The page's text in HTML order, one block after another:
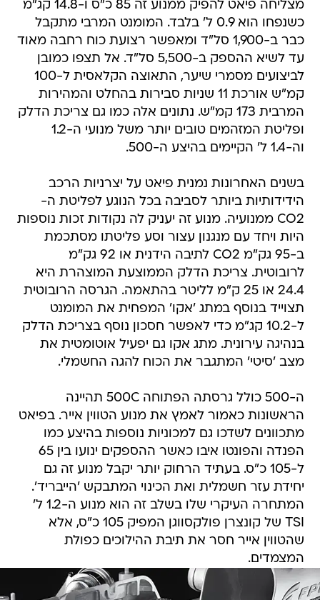
מצליחה פיאט להפיק ממנוע זה 85 כ"ס ו-14.8 קג"מ
כשנפחו הוא 0.9 ל' בלבד. המומנט המרבי מתקבל
כבר ב-1,900 סל"ד ומאפשר רצועת כוח רחבה מאוד
עד לשיא ההספק ב-5,500 סל"ד. אל תצפו כמובן
לביצועים מסמרי שיער, התאוצה הקלאסית ל-100
קמ"ש אורכת 11 שניות סבירות בהחלט והמהירות
המרבית 173 קמ"ש. נתונים אלה כמו גם צריכת הדלק
ופליטת המזהמים טובים יותר משל מנועי ה-1.2
וה-1.4 ל' הקיימים בהיצע ה-500.
בשנים האחרונות נמנית פיאט על יצרניות הרכב
הידידותיות ביותר לסביבה בכל הנוגע לפליטת ה-
CO2 ממנועיה. מנוע זה יעניק לה נקודות זכות נוספות
היות ויחד עם מנגנון עצור וסע פליטתו מסתכמת
ב-95 גק"מ CO2 לתיבה הידנית או 92 גק"מ
לרובוטית. צריכת הדלק הממוצעת המוצהרת היא
24.4 או 25 ק"מ לליטר בהתאמה. הגרסה הרובוטית
תצוייד בנוסף במתג 'אקו' המפחית את המומנט
ל-10.2 קג"מ כדי לאפשר חסכון נוסף בצריכת הדלק
בנהיגה עירונית. מתג אקו גם יפעיל אוטומטית את
מצב 'סיטי' המתגבר את הכוח להגה החשמלי.
ה-500 כולל גרסתה הפתוחה 500C תהיינה
הראשונות כאמור לאמץ את מנוע הטווין אייר. בפיאט
מתכוונים לשדכו גם למכוניות נוספות בהיצע כמו
הפנדה והפונטו איבו כאשר ההספקים ינועו בין 65
ל-105 כ"ס. בעתיד הרחוק יותר יקבל מנוע זה גם
יחידת עזר חשמלית ואת הכינוי המתבקש 'הייבריד'.
המתחרה העיקרי שלו בשלב זה הוא מנוע ה-1.2 ל'
TSI של קונצרן פולקסווגן המפיק 105 כ"ס, אלא
שהטווין אייר חסר את תיבת ההילוכים כפולת
המצמדים.